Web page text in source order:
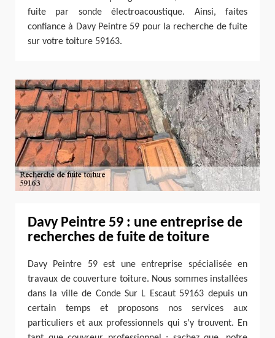
fuite par sonde électroacoustique. Ainsi, faites
confiance à Davy Peintre 59 pour la recherche de fuite
sur votre toiture 59163.
Davy Peintre 59 : une entreprise de
recherches de fuite de toiture
Davy Peintre 59 est une entreprise spécialisée en
travaux de couverture toiture. Nous sommes installées
dans la ville de Conde Sur L Escaut 59163 depuis un
certain temps et proposons nos services aux
particuliers et aux professionnels qui s’y trouvent. En